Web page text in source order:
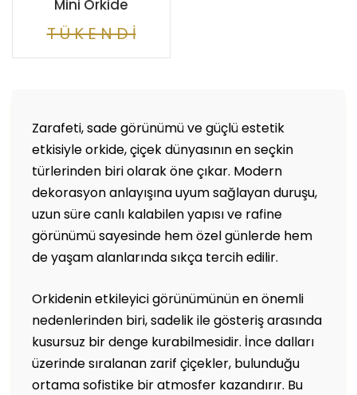
Mini Orkide
T Ü K E N D İ
Zarafeti, sade görünümü ve güçlü estetik
etkisiyle orkide, çiçek dünyasının en seçkin
türlerinden biri olarak öne çıkar. Modern
dekorasyon anlayışına uyum sağlayan duruşu,
uzun süre canlı kalabilen yapısı ve rafine
görünümü sayesinde hem özel günlerde hem
de yaşam alanlarında sıkça tercih edilir.
Orkidenin etkileyici görünümünün en önemli
nedenlerinden biri, sadelik ile gösteriş arasında
kusursuz bir denge kurabilmesidir. İnce dalları
üzerinde sıralanan zarif çiçekler, bulunduğu
ortama sofistike bir atmosfer kazandırır. Bu